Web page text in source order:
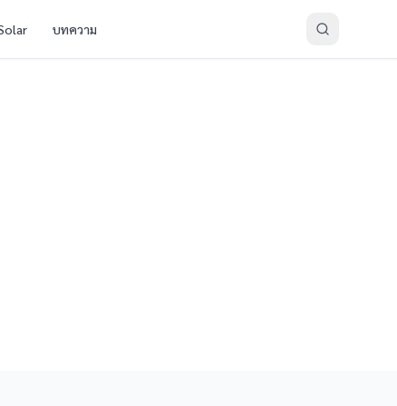
บทความ